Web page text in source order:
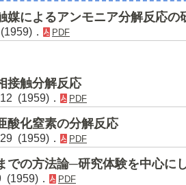
媒によるアンモニア分解反応の
． PDF
接触分解反応
(1959)． PDF
酸化窒素の分解反応
(1959)． PDF
での方法論─研究体験を中心に
(1959)． PDF